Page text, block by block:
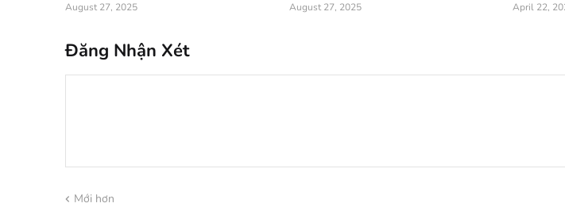
August 27, 2025 August 27, 2025 April 22,
Đăng Nhận Xét
Mới hơn